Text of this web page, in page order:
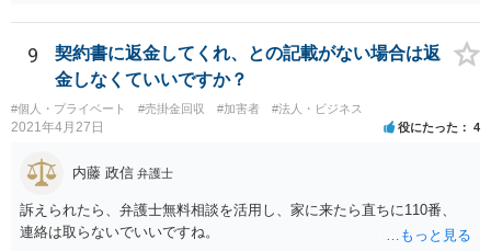
は、当該ファクタリング会社が詐称譲受人の可能性があるとすら指摘
できるでしょう。 次に、たとえファクタリング会社からの「債権譲渡
通知書」であっても、それが譲渡人の個人事業主の委託を受けてなさ
れていた場合等であり、債務者対抗要件の問題をクリアされていたと
しても、当該ファクタリング会社が譲受債権請求訴訟を提起する場
合、譲受債権の発生原因事実を立証しなければなりません。 「譲渡人
は当社にとって全くの見知らぬ人物で、一切関係がなく、当該債権は
現在・将来ともに存在しないと断言でき」ないということであれば、
この立証の見込みが立たないでしょうから、訴訟になったとしても、
かかる点で争うべきでしょう（といっても否認すれば足りると思いま
す。）。 以上述べましたが、令和7年12月から令和11年までに発生す
9
契約書に返金してくれ、との記載がない場合は返
金しなくていいですか？
#個人・プライベート #売掛金回収 #加害者 #法人・ビジネス
2021年4月27日 役にたった 4
内藤 政信 弁護士
訴えられたら、弁護士無料相談を活用し、家に来たら直ちに110番、
連絡は取らないでいいですね。